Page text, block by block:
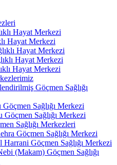
Hayat Merkezi
Hayat Merkezi
Hayat Merkezi
Hayat Merkezi
Hayat Merkezi
Göçmen Sağlığı
Sağlığı Merkezi
Sağlığı Merkezi
Sağlığı Merkezleri
Göçmen Sağlığı Merkezi
Harrani Göçmen Sağlığı Merkezi
(Makam) Göçmen Sağlığı